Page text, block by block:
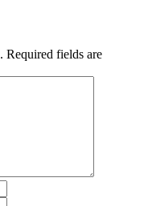
Required fields are